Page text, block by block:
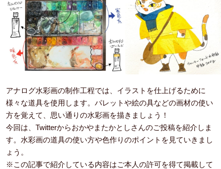
アナログ水彩画の制作工程では、イラストを仕上げるために
様々な道具を使用します。パレットや絵の具などの画材の使い
方を覚えて、思い通りの水彩画を描きましょう！
今回は、Twitterからおかやまたかとしさんのご投稿を紹介しま
す。水彩画の道具の使い方や色作りのポイントを見ていきまし
ょう。
※この記事で紹介している内容はご本人の許可を得て掲載して